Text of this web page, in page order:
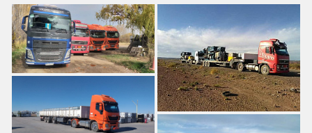
TRANSPORTE DE EQUIPAMIENTOS Y HERRAMIENTAS
PETROLERAS
EL CORRECAMINO SERVICIOS